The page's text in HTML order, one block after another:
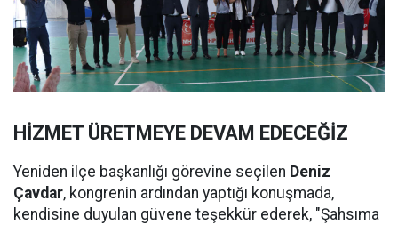
HİZMET ÜRETMEYE DEVAM EDECEĞİZ
Yeniden ilçe başkanlığı görevine seçilen Deniz
Çavdar, kongrenin ardından yaptığı konuşmada,
kendisine duyulan güvene teşekkür ederek, "Şahsıma